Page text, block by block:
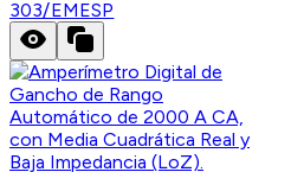
303/EMESP